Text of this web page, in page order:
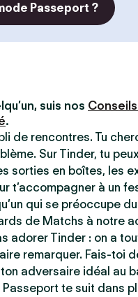
Passeport ?
suis nos
.
de rencontres. Tu
Sur Tinder, tu
sorties en boîtes, les
t’accompagner à un
qui se préoccupe
de Matchs à notre
adorer Tinder : on a
remarquer. Fais-toi
adversaire idéal au
te suit dans